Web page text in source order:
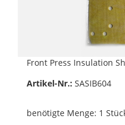
Front Press Insulation
Artikel-Nr.: SASIB604
benötigte Menge: 1